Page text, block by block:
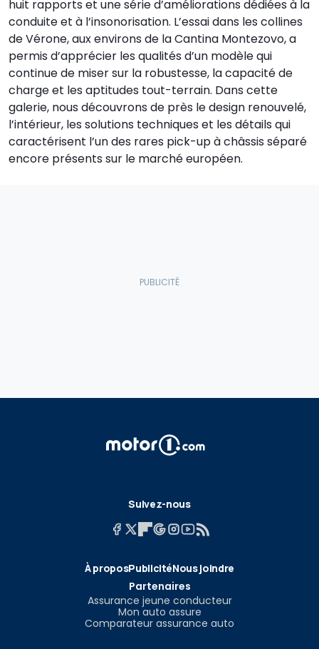
huit rapports et une série d’améliorations dédiées à la
conduite et à l’insonorisation. L’essai dans les collines
de Vérone, aux environs de la Cantina Montezovo, a
permis d’apprécier les qualités d’un modèle qui
continue de miser sur la robustesse, la capacité de
charge et les aptitudes tout-terrain. Dans cette
galerie, nous découvrons de près le design renouvelé,
l’intérieur, les solutions techniques et les détails qui
caractérisent l’un des rares pick-up à châssis séparé
encore présents sur le marché européen.
Suivez-nous
À proposPublicitéNous joindre
Partenaires
Assurance jeune conducteur
Mon auto assure
Comparateur assurance auto